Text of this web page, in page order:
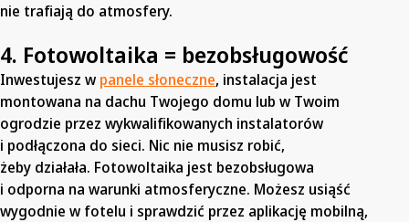
nie trafiają do atmosfery.
4. Fotowoltaika = bezobsługowość
Inwestujesz w panele słoneczne, instalacja jest
montowana na dachu Twojego domu lub w Twoim
ogrodzie przez wykwalifikowanych instalatorów
i podłączona do sieci. Nic nie musisz robić,
żeby działała. Fotowoltaika jest bezobsługowa
i odporna na warunki atmosferyczne. Możesz usiąść
wygodnie w fotelu i sprawdzić przez aplikację mobilną,